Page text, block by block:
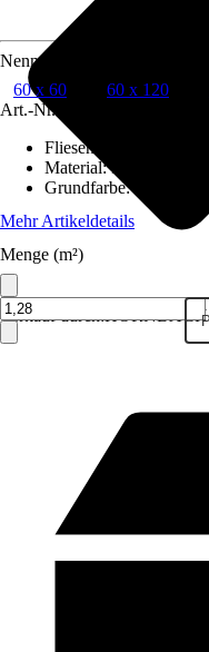
Verkauf durch:HORNBACH
Nenngröße in cm
60 x 60
60 x 120
Art.-Nr.
Fliesenoberfläche
Material:Feinsteinzeug
Grundfarbe:
Mehr Artikeldetails
Menge (m²)